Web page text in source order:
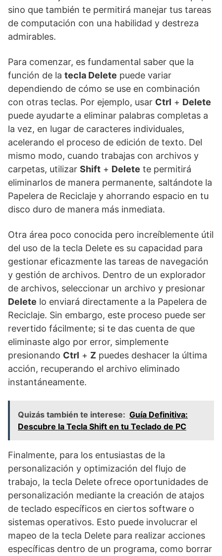
sino que también te permitirá manejar tus tareas
de computación con una habilidad y destreza
admirables.
Para comenzar, es fundamental saber que la
función de la tecla Delete puede variar
dependiendo de cómo se use en combinación
con otras teclas. Por ejemplo, usar Ctrl + Delete
puede ayudarte a eliminar palabras completas a
la vez, en lugar de caracteres individuales,
acelerando el proceso de edición de texto. Del
mismo modo, cuando trabajas con archivos y
carpetas, utilizar Shift + Delete te permitirá
eliminarlos de manera permanente, saltándote la
Papelera de Reciclaje y ahorrando espacio en tu
disco duro de manera más inmediata.
Otra área poco conocida pero increíblemente útil
del uso de la tecla Delete es su capacidad para
gestionar eficazmente las tareas de navegación
y gestión de archivos. Dentro de un explorador
de archivos, seleccionar un archivo y presionar
Delete lo enviará directamente a la Papelera de
Reciclaje. Sin embargo, este proceso puede ser
revertido fácilmente; si te das cuenta de que
eliminaste algo por error, simplemente
presionando Ctrl + Z puedes deshacer la última
acción, recuperando el archivo eliminado
instantáneamente.
Quizás también te interese: Guía Definitiva:
Descubre la Tecla Shift en tu Teclado de PC
Finalmente, para los entusiastas de la
personalización y optimización del flujo de
trabajo, la tecla Delete ofrece oportunidades de
personalización mediante la creación de atajos
de teclado específicos en ciertos software o
sistemas operativos. Esto puede involucrar el
mapeo de la tecla Delete para realizar acciones
específicas dentro de un programa, como borrar